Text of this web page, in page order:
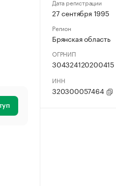
Дата регистрации
27 сентября 1995
Регион
Брянская область
ОГРНИП
304324120200415
ИНН
320300057464